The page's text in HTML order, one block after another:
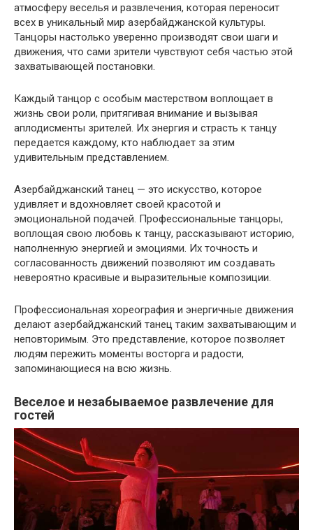
атмосферу веселья и развлечения, которая переносит
всех в уникальный мир азербайджанской культуры.
Танцоры настолько уверенно производят свои шаги и
движения, что сами зрители чувствуют себя частью этой
захватывающей постановки.
Каждый танцор с особым мастерством воплощает в
жизнь свои роли, притягивая внимание и вызывая
аплодисменты зрителей. Их энергия и страсть к танцу
передается каждому, кто наблюдает за этим
удивительным представлением.
Азербайджанский танец — это искусство, которое
удивляет и вдохновляет своей красотой и
эмоциональной подачей. Профессиональные танцоры,
воплощая свою любовь к танцу, рассказывают историю,
наполненную энергией и эмоциями. Их точность и
согласованность движений позволяют им создавать
невероятно красивые и выразительные композиции.
Профессиональная хореография и энергичные движения
делают азербайджанский танец таким захватывающим и
неповторимым. Это представление, которое позволяет
людям пережить моменты восторга и радости,
запоминающиеся на всю жизнь.
Веселое и незабываемое развлечение для
гостей